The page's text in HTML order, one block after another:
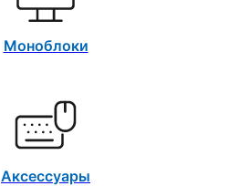
Моноблоки
Аксессуары